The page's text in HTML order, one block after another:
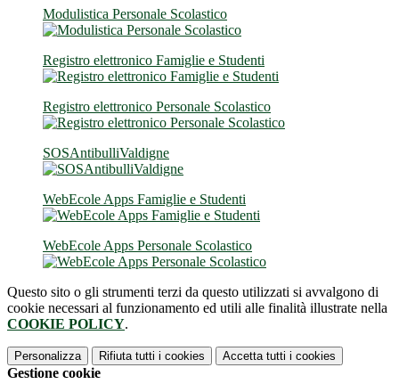
Modulistica Personale Scolastico
Registro elettronico Famiglie e Studenti
Registro elettronico Personale Scolastico
SOSAntibulliValdigne
WebEcole Apps Famiglie e Studenti
WebEcole Apps Personale Scolastico
Questo sito o gli strumenti terzi da questo utilizzati si avvalgono di
cookie necessari al funzionamento ed utili alle finalità illustrate nella
COOKIE POLICY.
Personalizza Rifiuta tutti i cookies Accetta tutti i cookies
Gestione cookie